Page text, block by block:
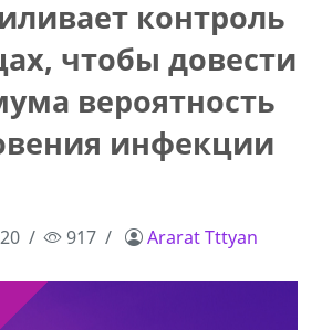
контроль
чтобы довести
вероятность
инфекции
917 Ararat Tttyan